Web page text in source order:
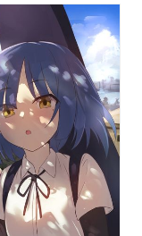
depending
marvel at how the
expressions to